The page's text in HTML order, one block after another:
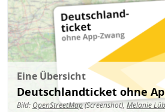
Eine Übersicht
Deutschlandticket ohne
Bild: OpenStreetMap(Screenshot),Melanie